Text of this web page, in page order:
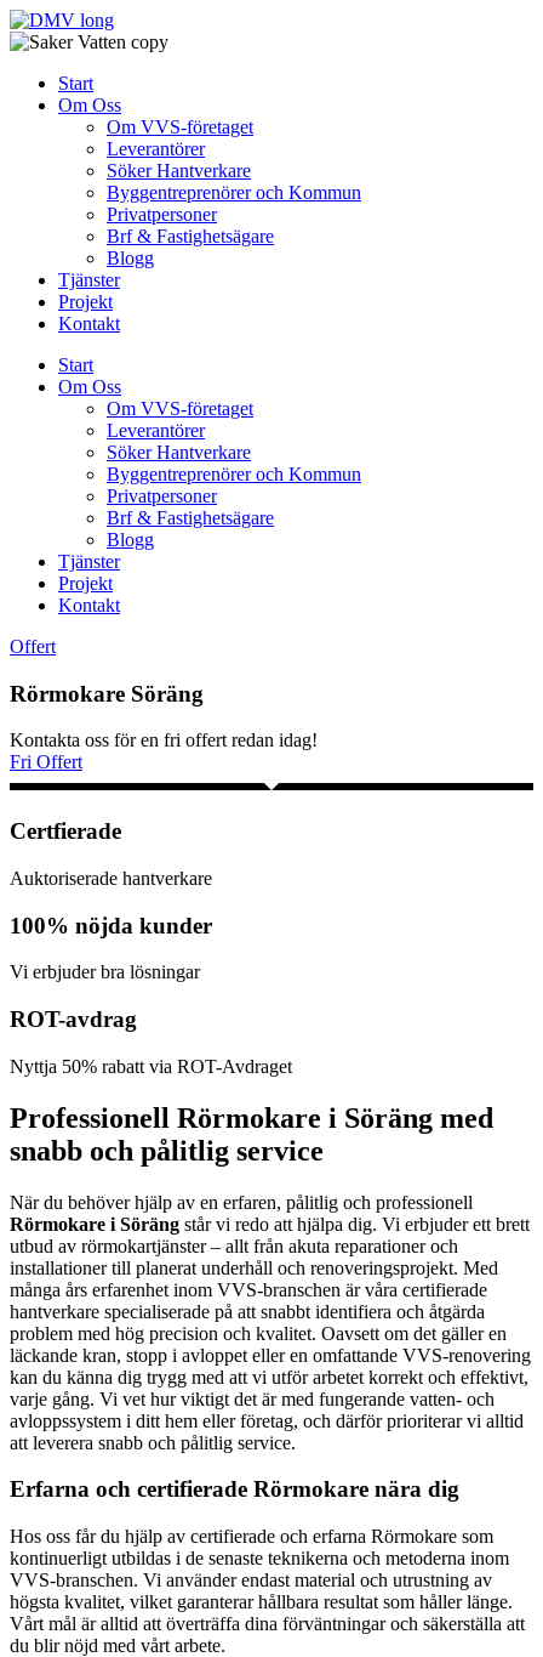
Skip
to
Start
Om Oss
Om VVS-företaget
Leverantörer
Söker Hantverkare
Byggentreprenörer och Kommun
Privatpersoner
Brf & Fastighetsägare
Blogg
Tjänster
Projekt
Kontakt
Start
Om Oss
Om VVS-företaget
Leverantörer
Söker Hantverkare
Byggentreprenörer och Kommun
Privatpersoner
Brf & Fastighetsägare
Blogg
Tjänster
Projekt
Kontakt
Offert
Rörmokare Söräng
Kontakta oss för en fri offert redan idag!
Fri Offert
Certfierade
Auktoriserade hantverkare
100% nöjda kunder
Vi erbjuder bra lösningar
ROT-avdrag
Nyttja 50% rabatt via ROT-Avdraget
Professionell Rörmokare i Söräng med
snabb och pålitlig service
När du behöver hjälp av en erfaren, pålitlig och professionell
Rörmokare i Söräng står vi redo att hjälpa dig. Vi erbjuder ett brett
utbud av rörmokartjänster – allt från akuta reparationer och
installationer till planerat underhåll och renoveringsprojekt. Med
många års erfarenhet inom VVS-branschen är våra certifierade
hantverkare specialiserade på att snabbt identifiera och åtgärda
problem med hög precision och kvalitet. Oavsett om det gäller en
läckande kran, stopp i avloppet eller en omfattande VVS-renovering
kan du känna dig trygg med att vi utför arbetet korrekt och effektivt,
varje gång. Vi vet hur viktigt det är med fungerande vatten- och
avloppssystem i ditt hem eller företag, och därför prioriterar vi alltid
att leverera snabb och pålitlig service.
Erfarna och certifierade Rörmokare nära dig
Hos oss får du hjälp av certifierade och erfarna Rörmokare som
kontinuerligt utbildas i de senaste teknikerna och metoderna inom
VVS-branschen. Vi använder endast material och utrustning av
högsta kvalitet, vilket garanterar hållbara resultat som håller länge.
Vårt mål är alltid att överträffa dina förväntningar och säkerställa att
du blir nöjd med vårt arbete.